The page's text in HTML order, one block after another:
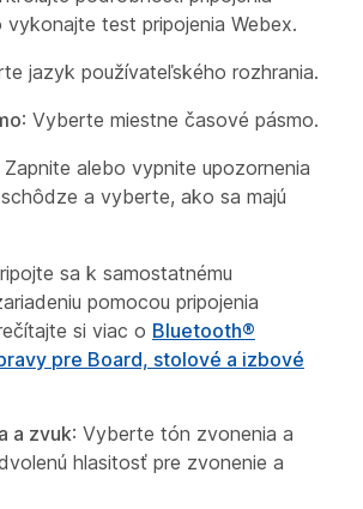
vykonajte test pripojenia Webex.
jazyk používateľského rozhrania.
: Vyberte miestne časové pásmo.
Zapnite alebo vypnite upozornenia
a vyberte, ako sa majú
sa k samostatnému
pomocou pripojenia
si viac o Bluetooth®
pre Board, stolové a izbové
a zvuk: Vyberte tón zvonenia a
hlasitosť pre zvonenie a